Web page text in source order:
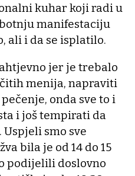
kuhar koji radi u
manifestaciju
ali i da se isplatilo.
jer je trebalo
menija, napraviti
onda sve to i
i još tempirati da
smo sve
bila je od 14 do 15
podijelili doslovno